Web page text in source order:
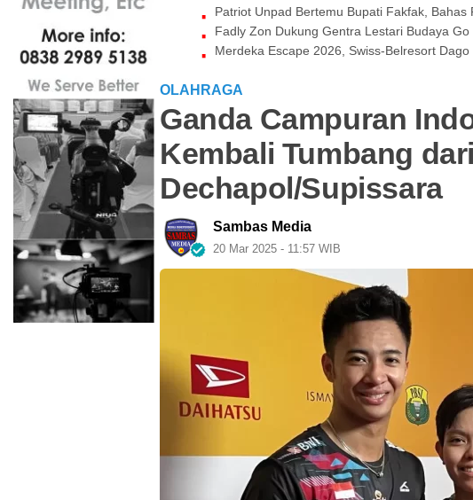
Patriot Unpad Bertemu Bupati Fakfak,
Fadly Zon Dukung Gentra Lestari Budaya
Merdeka Escape 2026, Swiss-Belresort
OLAHRAGA
Ganda Campuran
Kembali Tumbang dari
Dechapol/Supissara
Sambas Media
20 Mar 2025 - 11:57 WIB